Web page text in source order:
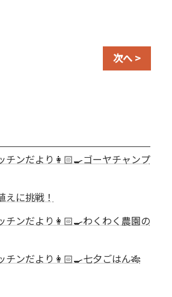
次へ >
チンだより👩🏻‍🍳ゴーヤチャンプ
えに挑戦！
チンだより👩🏻‍🍳わくわく農園の
チンだより👩🏻‍🍳七夕ごはん🎋